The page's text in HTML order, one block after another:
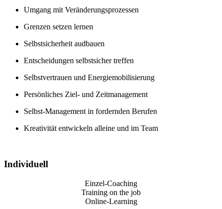
Umgang mit Veränderungsprozessen
Grenzen setzen lernen
Selbstsicherheit audbauen
Entscheidungen selbstsicher treffen
Selbstvertrauen und Energiemobilisierung
Persönliches Ziel- und Zeitmanagement
Selbst-Management in fordernden Berufen
Kreativität entwickeln alleine und im Team
Individuell
Einzel-Coaching
Training on the job
Online-Learning